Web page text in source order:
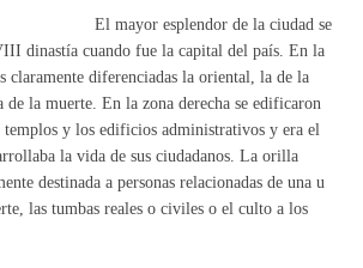
El mayor esplendor de la ciudad se
dinastía cuando fue la capital del país. En la
claramente diferenciadas la oriental, la de la
la muerte. En la zona derecha se edificaron
templos y los edificios administrativos y era el
la vida de sus ciudadanos. La orilla
destinada a personas relacionadas de una u
las tumbas reales o civiles o el culto a los